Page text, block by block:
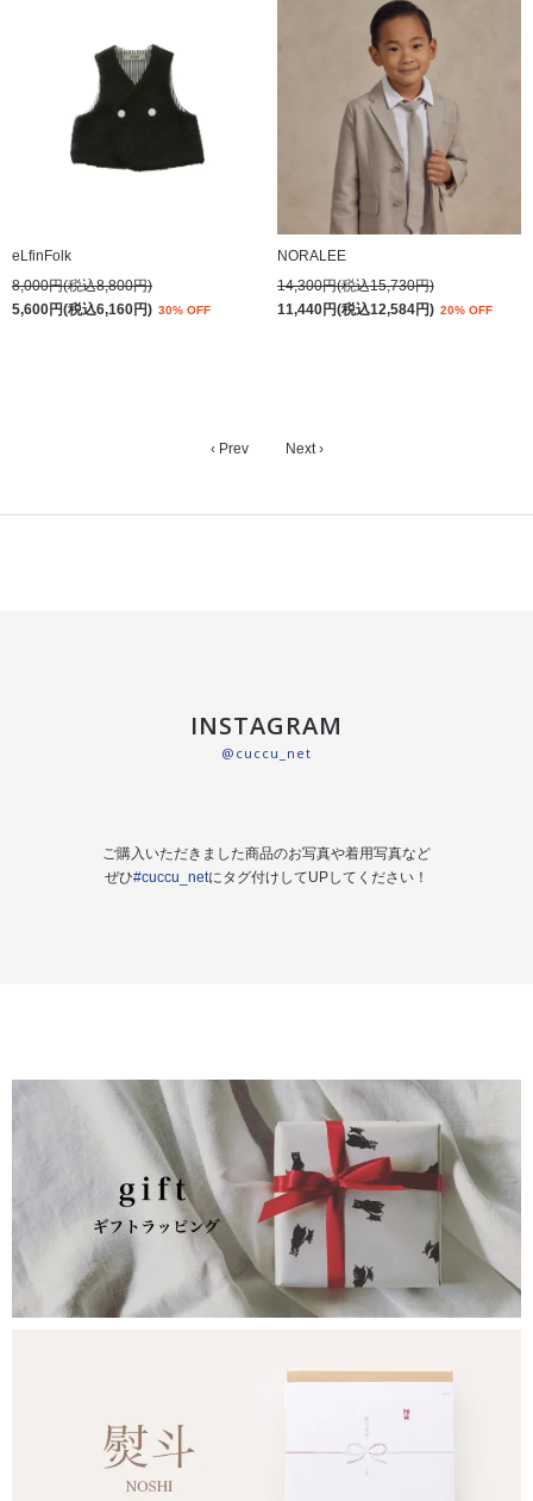
eLfinFolk
8,000円(税込8,800円)
5,600円(税込6,160円) 30% OFF
NORALEE
14,300円(税込15,730円)
11,440円(税込12,584円) 20% OFF
‹ Prev Next ›
INSTAGRAM
@cuccu_net
ご購入いただきました商品のお写真や着用写真など
ぜひ#cuccu_netにタグ付けしてUPしてください！